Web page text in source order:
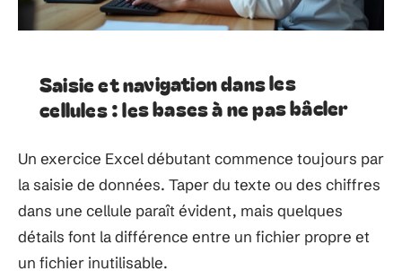
Saisie et navigation dans les
cellules : les bases à ne pas bâcler
Un exercice Excel débutant commence toujours par
la saisie de données. Taper du texte ou des chiffres
dans une cellule paraît évident, mais quelques
détails font la différence entre un fichier propre et
un fichier inutilisable.